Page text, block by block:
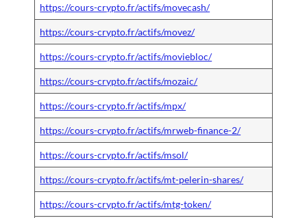
https://cours-crypto.fr/actifs/movecash/
https://cours-crypto.fr/actifs/movez/
https://cours-crypto.fr/actifs/moviebloc/
https://cours-crypto.fr/actifs/mozaic/
https://cours-crypto.fr/actifs/mpx/
https://cours-crypto.fr/actifs/mrweb-finance-2/
https://cours-crypto.fr/actifs/msol/
https://cours-crypto.fr/actifs/mt-pelerin-shares/
https://cours-crypto.fr/actifs/mtg-token/